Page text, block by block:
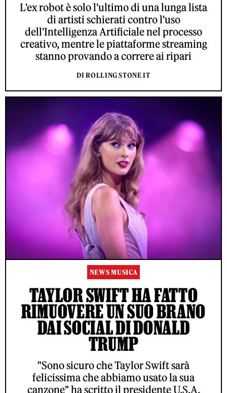
L'ex robot è solo l'ultimo di una lunga lista
di artisti schierati contro l'uso
dell'Intelligenza Artificiale nel processo
creativo, mentre le piattaforme streaming
stanno provando a correre ai ripari
DI ROLLING STONE IT
NEWS MUSICA
TAYLOR SWIFT HA FATTO
RIMUOVERE UN SUO BRANO
DAI SOCIAL DI DONALD
TRUMP
"Sono sicuro che Taylor Swift sarà
felicissima che abbiamo usato la sua
canzone" ha scritto il presidente U.S.A.